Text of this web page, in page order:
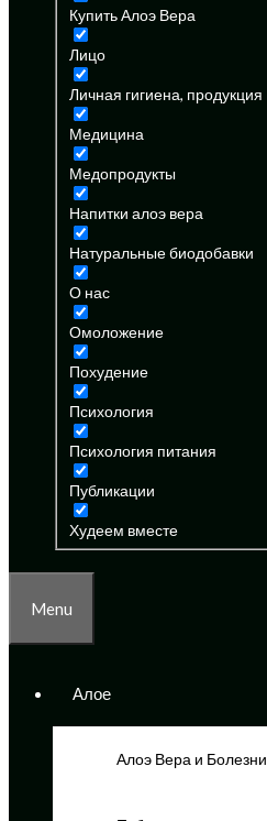
Купить Алоэ Вера
Лицо
Личная гигиена, продукция
Медицина
Медопродукты
Напитки алоэ вера
Натуральные биодобавки
О нас
Омоложение
Похудение
Психология
Психология питания
Публикации
Худеем вместе
Menu
Алое
Алоэ Вера и Болезни